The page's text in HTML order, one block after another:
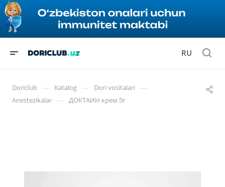
RU
Doriclub — Katalog — Dori vositalari —
Anestezikalar — ДОКТАИН крем 5г